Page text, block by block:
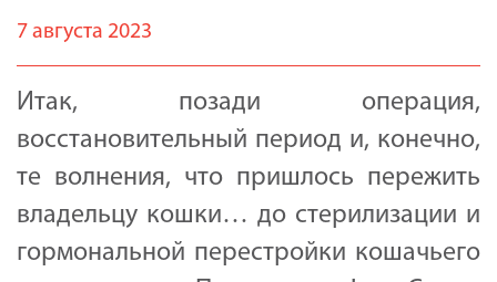
7 августа 2023
Итак, позади операция,
восстановительный период и, конечно,
те волнения, что пришлось пережить
владельцу кошки… до стерилизации и
гормональной перестройки кошачьего